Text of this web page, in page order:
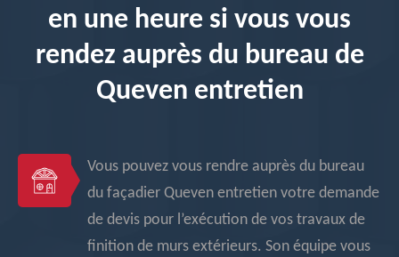
en une heure si vous vous
rendez auprès du bureau de
Queven entretien
Vous pouvez vous rendre auprès du bureau
du façadier Queven entretien votre demande
de devis pour l’exécution de vos travaux de
finition de murs extérieurs. Son équipe vous